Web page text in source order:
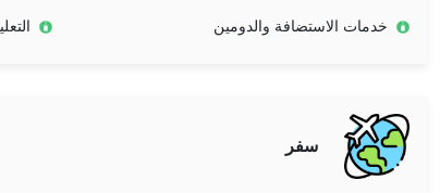
خدمات الاستضافة والدومين
سفر